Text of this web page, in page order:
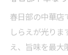
春日部の中華店
しらえが光り
え、旨味を最大